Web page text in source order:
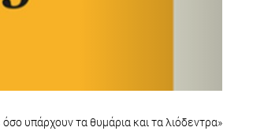
υπάρχουν τα θυμάρια και τα λιόδεντρα»